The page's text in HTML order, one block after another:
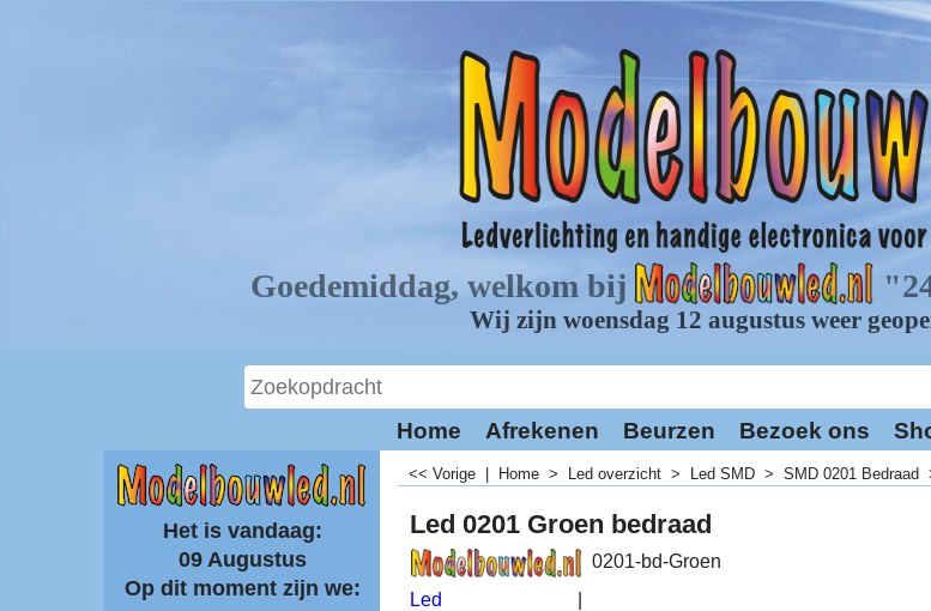
Home Afrekenen Beurzen Bezoek ons
Het is vandaag:
09 Augustus
Op dit moment zijn we:
<< Vorige Home > Led overzicht > Led SMD > SMD 0201 Bedraad
Led 0201 Groen bedraad
Led
0201-bd-Groen